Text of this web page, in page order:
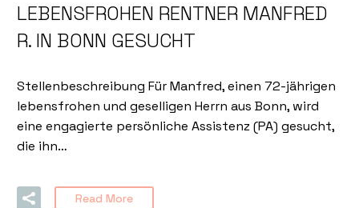
LEBENSFROHEN RENTNER MANFRED
R. IN BONN GESUCHT
Stellenbeschreibung Für Manfred, einen 72-jährigen
lebensfrohen und geselligen Herrn aus Bonn, wird
eine engagierte persönliche Assistenz (PA) gesucht,
die ihn…
Read More